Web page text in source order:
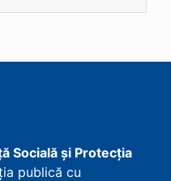
Socială şi Protecţia
publică cu